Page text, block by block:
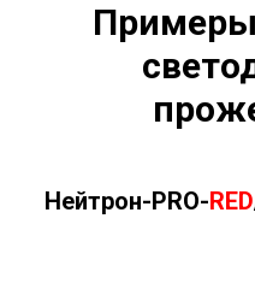
Примеры
Нейтрон-PRO-RED